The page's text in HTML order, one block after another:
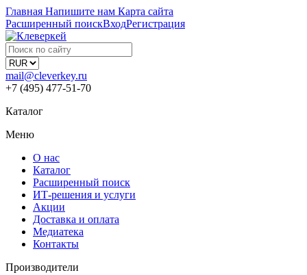
Главная Напишите нам Карта сайта
Расширенный поискВходРегистрация
mail@cleverkey.ru
+7 (495) 477-51-70
Каталог
Меню
О нас
Каталог
Расширенный поиск
ИТ-решения и услуги
Акции
Доставка и оплата
Медиатека
Контакты
Производители